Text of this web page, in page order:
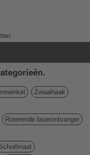
Zwaaihaak
Roterende laserontvanger